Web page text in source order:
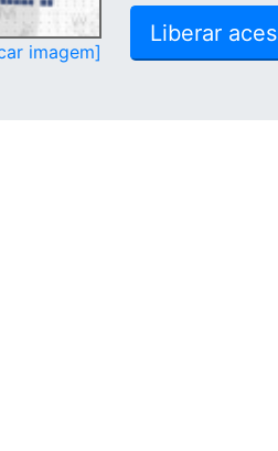
imagem]